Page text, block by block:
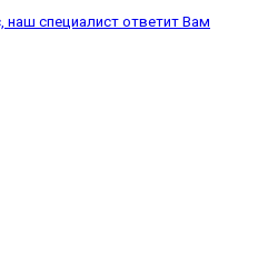
наш специалист ответит Вам